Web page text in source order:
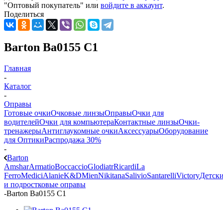
"Оптовый покупатель" или войдите в аккаунт.
Поделиться
Barton Ba0155 C1
Главная
-
Каталог
-
Оправы
Готовые очкиОчковые линзыОправыОчки для
водителейОчки для компьютераКонтактные линзыОчки-
тренажерыАнтиглаукомные очкиАксессуарыОборудование
для ОптикиРаспродажа 30%
-
Barton
AmsharArmatioBoccaccioGlodiatrRicardiLa
FerroMediciAlanieK&DMienNikitanaSalivioSantarelliVictory
и подростковые оправы
-Barton Ba0155 C1